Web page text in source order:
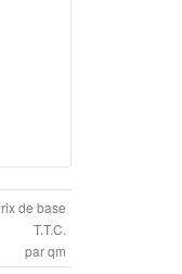
de base
T.T.C.
par qm